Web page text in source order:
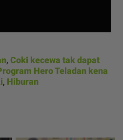
, Coki kecewa tak dapat
Hero Teladan kena
, Hiburan